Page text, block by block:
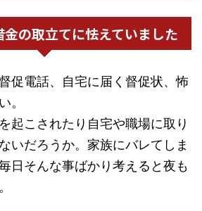
の取立てに怯えていました
促電話、自宅に届く督促状、怖
。
起こされたり自宅や職場に取り
いだろうか。家族にバレてしま
日そんな事ばかり考えると夜も